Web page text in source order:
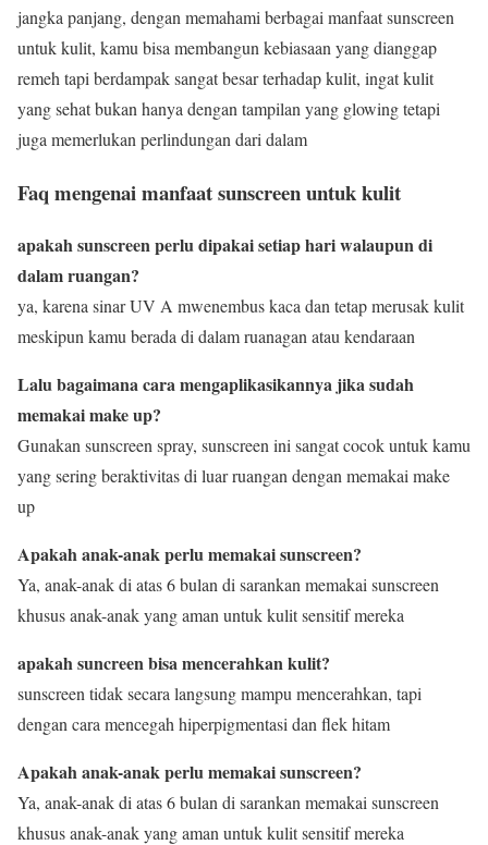
jangka panjang, dengan memahami berbagai manfaat sunscreen
untuk kulit, kamu bisa membangun kebiasaan yang dianggap
remeh tapi berdampak sangat besar terhadap kulit, ingat kulit
yang sehat bukan hanya dengan tampilan yang glowing tetapi
juga memerlukan perlindungan dari dalam
Faq mengenai manfaat sunscreen untuk kulit
apakah sunscreen perlu dipakai setiap hari walaupun di
dalam ruangan?
ya, karena sinar UV A mwenembus kaca dan tetap merusak kulit
meskipun kamu berada di dalam ruanagan atau kendaraan
Lalu bagaimana cara mengaplikasikannya jika sudah
memakai make up?
Gunakan sunscreen spray, sunscreen ini sangat cocok untuk kamu
yang sering beraktivitas di luar ruangan dengan memakai make
up
Apakah anak-anak perlu memakai sunscreen?
Ya, anak-anak di atas 6 bulan di sarankan memakai sunscreen
khusus anak-anak yang aman untuk kulit sensitif mereka
apakah suncreen bisa mencerahkan kulit?
sunscreen tidak secara langsung mampu mencerahkan, tapi
dengan cara mencegah hiperpigmentasi dan flek hitam
Apakah anak-anak perlu memakai sunscreen?
Ya, anak-anak di atas 6 bulan di sarankan memakai sunscreen
khusus anak-anak yang aman untuk kulit sensitif mereka